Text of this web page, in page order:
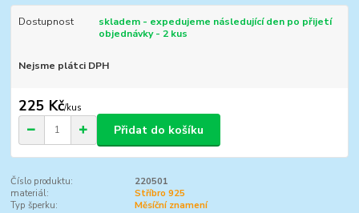
Dostupnost
skladem - expedujeme následující den po přijetí
objednávky - 2 kus
Nejsme plátci DPH
225 Kč/kus
Přidat do košíku
Číslo produktu:
220501
materiál:
Stříbro 925
Typ šperku:
Měsíční znamení